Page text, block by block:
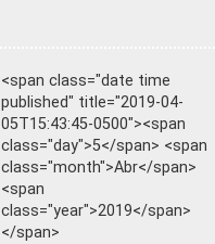
<span class="date time
published" title="2019-04-
05T15:43:45-0500"><span
class="day">5</span> <span
class="month">Abr</span>
<span
class="year">2019</span>
</span>